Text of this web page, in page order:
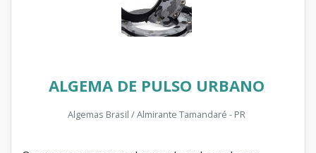
ALGEMA DE PULSO URBANO
Algemas Brasil / Almirante Tamandaré - PR